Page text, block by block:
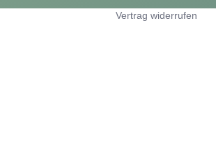
Vertrag widerrufen